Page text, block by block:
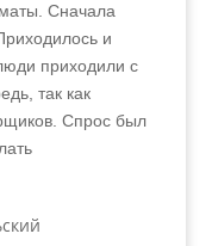
Сначала
и
приходили с
так как
Спрос был